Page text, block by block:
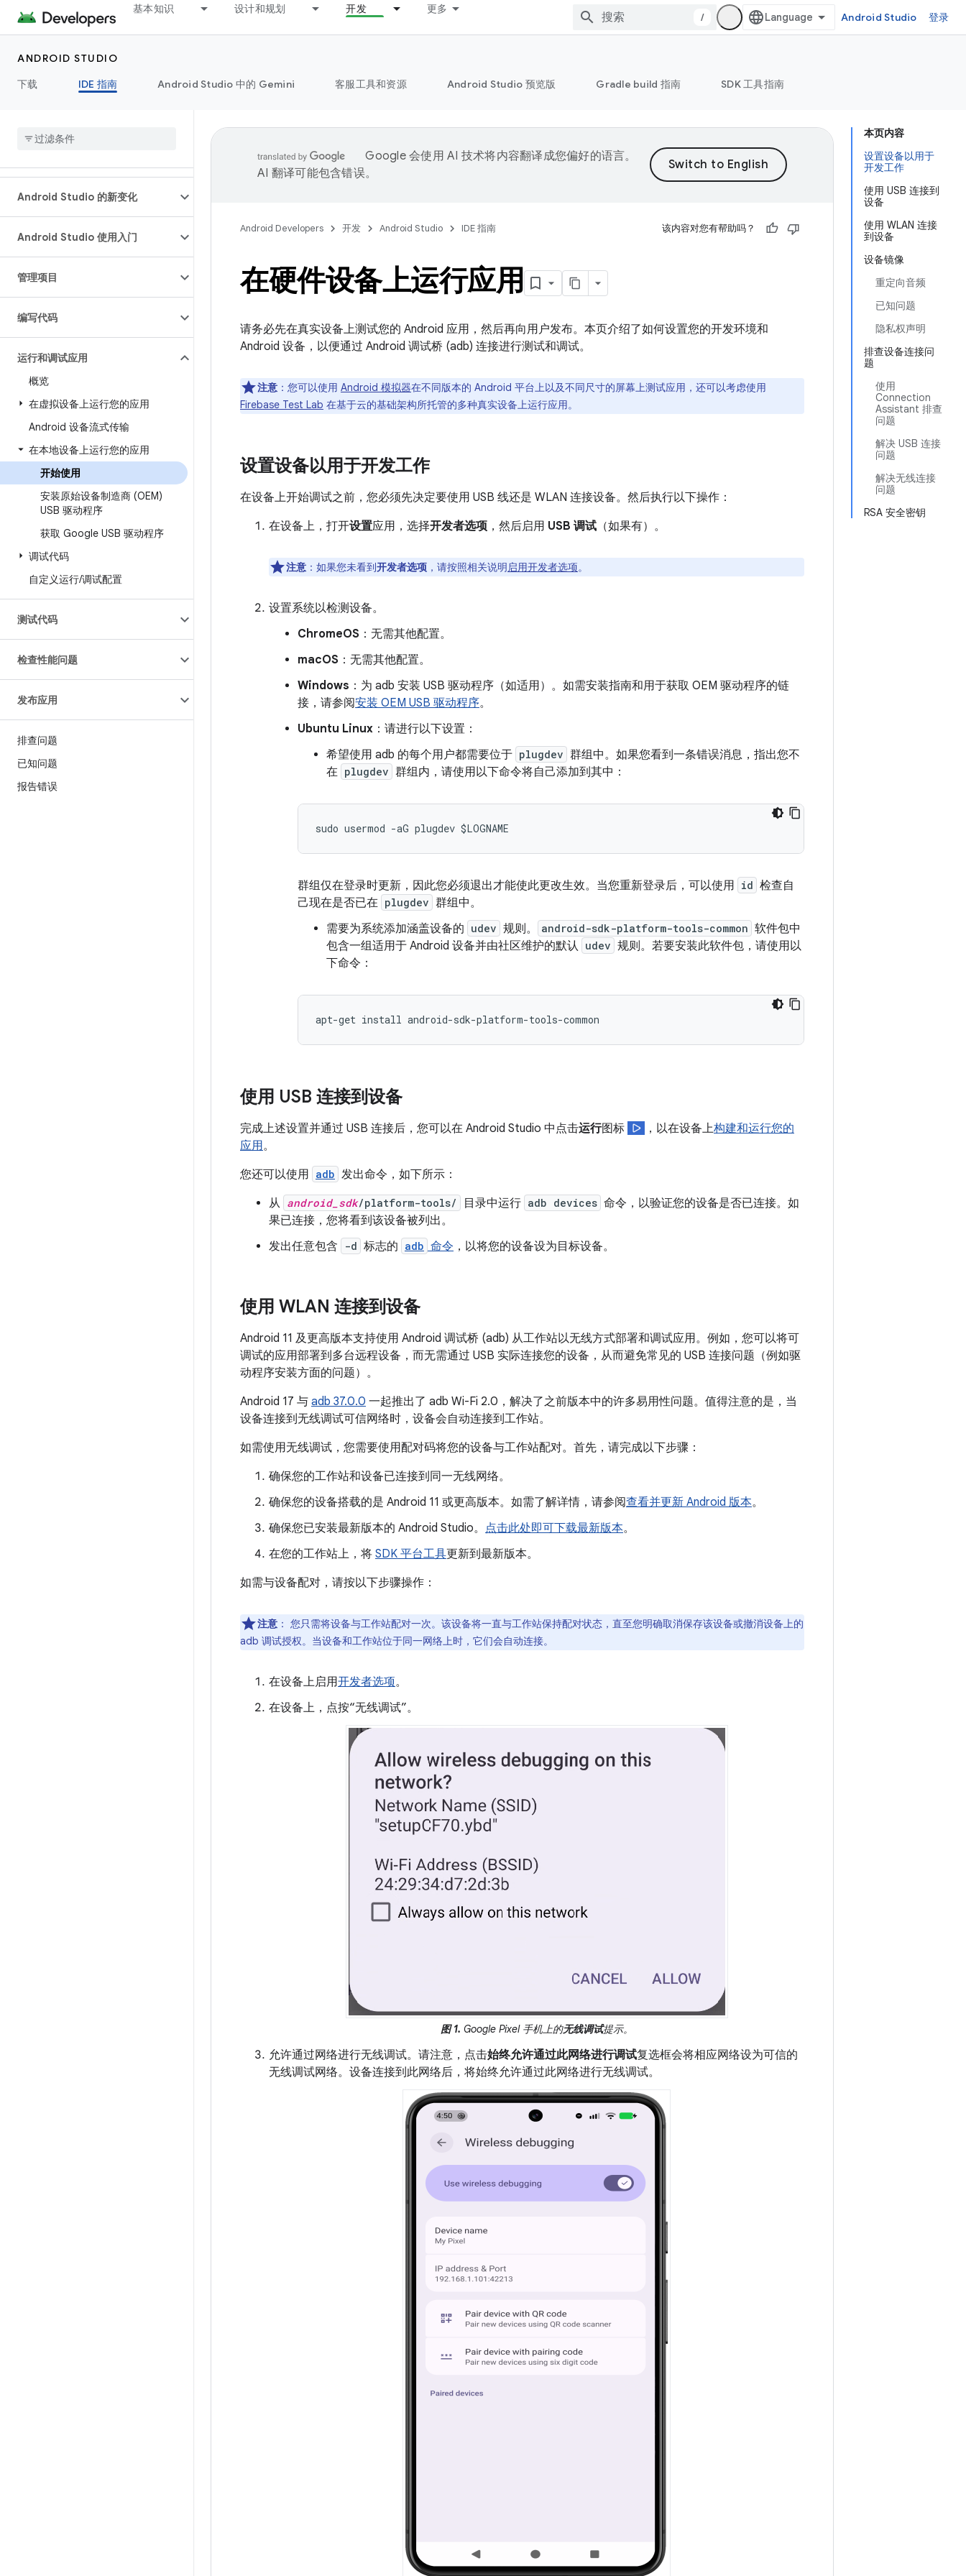
基本知识 设计和规划 开发 更多
/ Android Studio 登录
ANDROID STUDIO
下载
IDE 指南 Android Studio 中的 Gemini 客服工具和资源 Android Studio 预览版 Gradle build 指南 SDK 工具指南
Android Studio 的新变化
Android Studio 使用入门
管理项目
编写代码
运行和调试应用
概览
在虚拟设备上运行您的应用
Android 设备流式传输
在本地设备上运行您的应用
开始使用
安装原始设备制造商 (OEM)
USB 驱动程序
获取 Google USB 驱动程序
调试代码
自定义运行/调试配置
测试代码
检查性能问题
发布应用
排查问题
已知问题
报告错误
本页内容
设置设备以用于
开发工作
使用 USB 连接到
设备
使用 WLAN 连接
到设备
设备镜像
重定向音频
已知问题
隐私权声明
排查设备连接问
题
使用
Connection
Assistant 排查
问题
解决 USB 连接
问题
解决无线连接
问题
RSA 安全密钥
Google 会使用 AI 技术将内容翻译成您偏好的语言。
AI 翻译可能包含错误。
Android Developers 开发 Android Studio IDE 指南 该内容对您有帮助吗？
在硬件设备上运行应用
请务必先在真实设备上测试您的 Android 应用，然后再向用户发布。本页介绍了如何设置您的开发环境和
Android 设备，以便通过 Android 调试桥 (adb) 连接进行测试和调试。
注意 ：您可以使用 Android 模拟器在不同版本的 Android 平台上以及不同尺寸的屏幕上测试应用，还可以考虑使用
Firebase Test Lab 在基于云的基础架构所托管的多种真实设备上运行应用。
设置设备以用于开发工作
在设备上开始调试之前，您必须先决定要使用 USB 线还是 WLAN 连接设备。然后执行以下操作：
在设备上，打开设置应用，选择开发者选项 ，然后启用 USB 调试 （如果有）。
注意 ：如果您未看到开发者选项 ，请按照相关说明启用开发者选项。
设置系统以检测设备。
ChromeOS ：无需其他配置。
macOS ：无需其他配置。
Windows ：为 adb 安装 USB 驱动程序（如适用）。如需安装指南和用于获取 OEM 驱动程序的链
接，请参阅安装 OEM USB 驱动程序。
Ubuntu Linux ：请进行以下设置：
希望使用 adb 的每个用户都需要位于 plugdev 群组中。如果您看到一条错误消息，指出您不
在 plugdev 群组内，请使用以下命令将自己添加到其中：
群组仅在登录时更新，因此您必须退出才能使此更改生效。当您重新登录后，可以使用 id 检查自
己现在是否已在 plugdev 群组中。
需要为系统添加涵盖设备的 udev 规则。 android-sdk-platform-tools-common 软件包中
包含一组适用于 Android 设备并由社区维护的默认 udev 规则。若要安装此软件包，请使用以
下命令：
使用 USB 连接到设备
完成上述设置并通过 USB 连接后，您可以在 Android Studio 中点击运行图标 ，以在设备上构建和运行您的
应用。
您还可以使用 adb 发出命令，如下所示：
从 android_sdk/platform-tools/ 目录中运行 adb devices 命令，以验证您的设备是否已连接。如
果已连接，您将看到该设备被列出。
发出任意包含
-d 标志的 adb 命令 ，以将您的设备设为目标设备。
使用 WLAN 连接到设备
Android 11 及更高版本支持使用 Android 调试桥 (adb) 从工作站以无线方式部署和调试应用。例如，您可以将可
调试的应用部署到多台远程设备，而无需通过 USB 实际连接您的设备，从而避免常见的 USB 连接问题（例如驱
动程序安装方面的问题）。
Android 17 与 adb 37.0.0 一起推出了 adb Wi-Fi 2.0，解决了之前版本中的许多易用性问题。值得注意的是，当
设备连接到无线调试可信网络时，设备会自动连接到工作站。
如需使用无线调试，您需要使用配对码将您的设备与工作站配对。首先，请完成以下步骤：
确保您的工作站和设备已连接到同一无线网络。
确保您的设备搭载的是 Android 11 或更高版本。如需了解详情，请参阅查看并更新 Android 版本。
确保您已安装最新版本的 Android Studio。 点击此处即可下载最新版本。
在您的工作站上，将 SDK 平台工具更新到最新版本。
如需与设备配对，请按以下步骤操作：
注意 ： 您只需将设备与工作站配对一次。该设备将一直与工作站保持配对状态，直至您明确取消保存该设备或撤消设备上的
adb 调试授权。当设备和工作站位于同一网络上时，它们会自动连接。
在设备上启用开发者选项。
在设备上，点按“无线调试”。
图 1. Google Pixel 手机上的无线调试提示。
允许通过网络进行无线调试。请注意，点击始终允许通过此网络进行调试复选框会将相应网络设为可信的
无线调试网络。设备连接到此网络后，将始终允许通过此网络进行无线调试。